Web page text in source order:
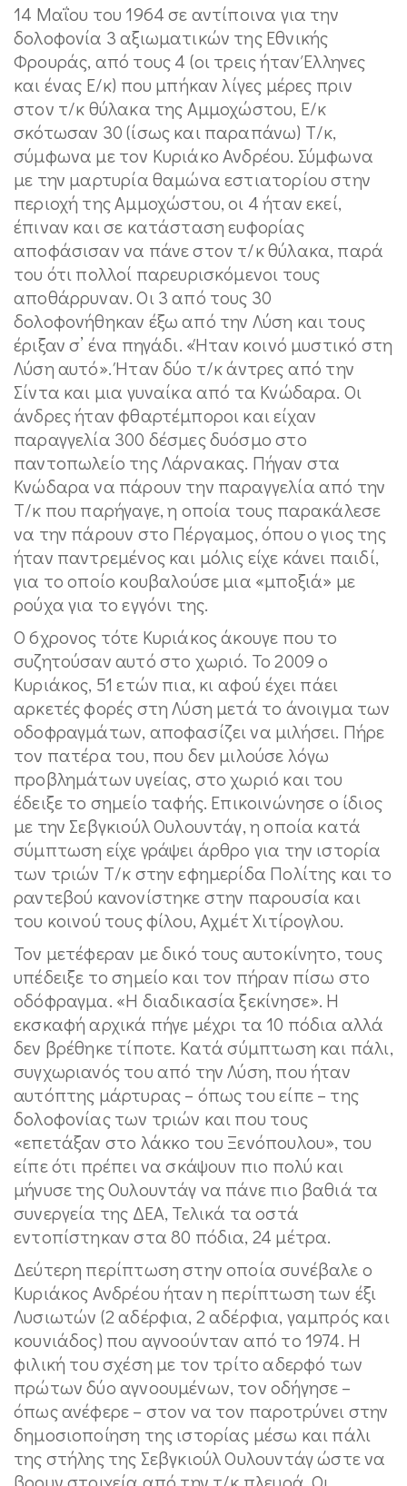
14 Μαΐου του 1964 σε αντίποινα για την
δολοφονία 3 αξιωματικών της Εθνικής
Φρουράς, από τους 4 (οι τρεις ήταν Έλληνες
και ένας Ε/κ) που μπήκαν λίγες μέρες πριν
στον τ/κ θύλακα της Αμμοχώστου, Ε/κ
σκότωσαν 30 (ίσως και παραπάνω) Τ/κ,
σύμφωνα με τον Κυριάκο Ανδρέου. Σύμφωνα
με την μαρτυρία θαμώνα εστιατορίου στην
περιοχή της Αμμοχώστου, οι 4 ήταν εκεί,
έπιναν και σε κατάσταση ευφορίας
αποφάσισαν να πάνε στον τ/κ θύλακα, παρά
του ότι πολλοί παρευρισκόμενοι τους
αποθάρρυναν. Οι 3 από τους 30
δολοφονήθηκαν έξω από την Λύση και τους
έριξαν σ’ ένα πηγάδι. «Ήταν κοινό μυστικό στη
Λύση αυτό». Ήταν δύο τ/κ άντρες από την
Σίντα και μια γυναίκα από τα Κνώδαρα. Οι
άνδρες ήταν φθαρτέμποροι και είχαν
παραγγελία 300 δέσμες δυόσμο στο
παντοπωλείο της Λάρνακας. Πήγαν στα
Κνώδαρα να πάρουν την παραγγελία από την
Τ/κ που παρήγαγε, η οποία τους παρακάλεσε
να την πάρουν στο Πέργαμος, όπου ο γιος της
ήταν παντρεμένος και μόλις είχε κάνει παιδί,
για το οποίο κουβαλούσε μια «μποξιά» με
ρούχα για το εγγόνι της.
Ο 6χρονος τότε Κυριάκος άκουγε που το
συζητούσαν αυτό στο χωριό. Το 2009 ο
Κυριάκος, 51 ετών πια, κι αφού έχει πάει
αρκετές φορές στη Λύση μετά το άνοιγμα των
οδοφραγμάτων, αποφασίζει να μιλήσει. Πήρε
τον πατέρα του, που δεν μιλούσε λόγω
προβλημάτων υγείας, στο χωριό και του
έδειξε το σημείο ταφής. Επικοινώνησε ο ίδιος
με την Σεβγκιούλ Ουλουντάγ, η οποία κατά
σύμπτωση είχε γράψει άρθρο για την ιστορία
των τριών Τ/κ στην εφημερίδα Πολίτης και το
ραντεβού κανονίστηκε στην παρουσία και
του κοινού τους φίλου, Αχμέτ Χιτίρογλου.
Τον μετέφεραν με δικό τους αυτοκίνητο, τους
υπέδειξε το σημείο και τον πήραν πίσω στο
οδόφραγμα. «Η διαδικασία ξεκίνησε». Η
εκσκαφή αρχικά πήγε μέχρι τα 10 πόδια αλλά
δεν βρέθηκε τίποτε. Κατά σύμπτωση και πάλι,
συγχωριανός του από την Λύση, που ήταν
αυτόπτης μάρτυρας – όπως του είπε – της
δολοφονίας των τριών και που τους
«επετάξαν στο λάκκο του Ξενόπουλου», του
είπε ότι πρέπει να σκάψουν πιο πολύ και
μήνυσε της Ουλουντάγ να πάνε πιο βαθιά τα
συνεργεία της ΔΕΑ, Τελικά τα οστά
εντοπίστηκαν στα 80 πόδια, 24 μέτρα.
Δεύτερη περίπτωση στην οποία συνέβαλε ο
Κυριάκος Ανδρέου ήταν η περίπτωση των έξι
Λυσιωτών (2 αδέρφια, 2 αδέρφια, γαμπρός και
κουνιάδος) που αγνοούνταν από το 1974. Η
φιλική του σχέση με τον τρίτο αδερφό των
πρώτων δύο αγνοουμένων, τον οδήγησε –
όπως ανέφερε – στον να τον παροτρύνει στην
δημοσιοποίηση της ιστορίας μέσω και πάλι
της στήλης της Σεβγκιούλ Ουλουντάγ ώστε να